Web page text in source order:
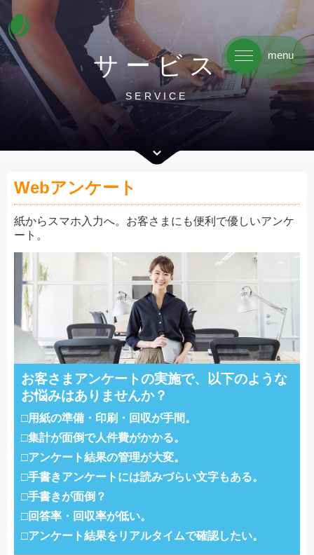
サービス
SERVICE
Webアンケート
紙からスマホ入力へ。お客さまにも便利で優しいアンケ
ート。
お客さまアンケートの実施で、 以下のような
お悩みはありませんか？
用紙の準備・印刷・回収が手間。
集計が面倒で人件費がかかる。
アンケート結果の管理が大変。
手書きアンケートには読みづらい文字もある。
手書きが面倒？
回答率・回収率が低い。
アンケート結果をリアルタイムで確認したい。
menu